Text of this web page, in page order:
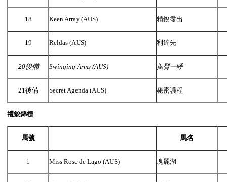
18 Keen Array (AUS) 精銳盡出
19 Reldas (AUS) 利達先
20後備 Swinging Arms (AUS) 振臂一呼
21後備 Secret Agenda (AUS) 秘密議程
禮貌錦標
馬號 馬名
1 Miss Rose de Lago (AUS) 瑰麗湖